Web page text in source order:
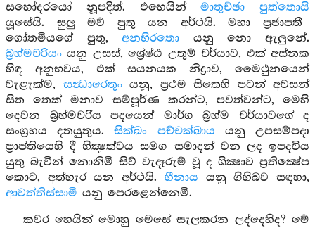
සහෝදරයෝ නූපදිත්. එහෙයින්මාතුච්ඡා පුත්තොයි
යූසේයි. සුලු මව් පුතු යන අර්ථයි. මහා ප්‍රජාපතී
ගෝතමියගේ පුතු,අනභිරතො යනු නො ඇලුනේ.
බ්‍රහ්මචරියං යනු උසස්, ශ්‍රේෂ්ඨ උතුම් චර්යාව, එක් අස්නක
හිඳ අනුභවය, එක් සයනයක නිද්‍රාව, මෛථුනයෙන්
වැළැක්ම, සන්‍ධාරෙතුංයනු, ප්‍රථම සිතෙහි පටන් අවසන්
සිත තෙක් මනාව සම්පූර්ණ කරන්ට, පවත්වන්ට, මෙහි
දෙවන බ්‍රහ්මචරිය පදයෙන් මාර්ග බ්‍රහ්ම චර්යාවගේ ද
සංග්‍රහය දතයුතුය.සික්ඛං පච්චක්ඛාය යනු උපසම්පදා
ප්‍රාප්තියෙහි දී භික්‍ෂුත්වය සමග සමාදන් වන ලද ඉපදවිය
යුතු බැවින් නොනිමි සිව් වැදෑරුම් වූ ද ශික්‍ෂාව ප්‍රතික්‍ෂේප
කොට, අත්හැර යන අර්ථයි. හීනාය යනු ගිහිබව සඳහා,
ආවත්තිස්සාමි යනු පෙරළෙන්නෙමි.
කවර හෙයින් මොහු මෙසේ සැලකරන ලද්දෙහිද? මේ